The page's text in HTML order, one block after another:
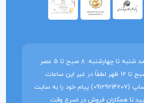
ساعات کاری می‌مد شنبه تا چهارشنبه: 8 صبح تا 5 عصر
پنج‌شنبه ها: 8 صبح تا 12 ظهر لطفاً در غیر این ساعات
فقط از طریق واتساپ (09129214207) پیام خود را به سایت
تا همکاران فروش در اسرع وقت